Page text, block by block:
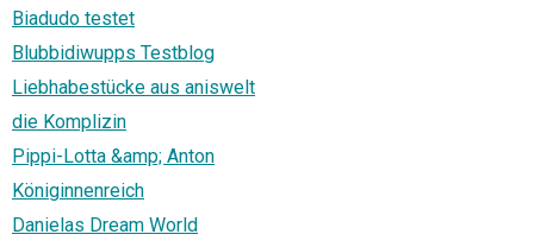
Biadudo testet
Blubbidiwupps Testblog
Liebhabestücke aus aniswelt
die Komplizin
Pippi-Lotta &amp; Anton
Königinnenreich
Danielas Dream World